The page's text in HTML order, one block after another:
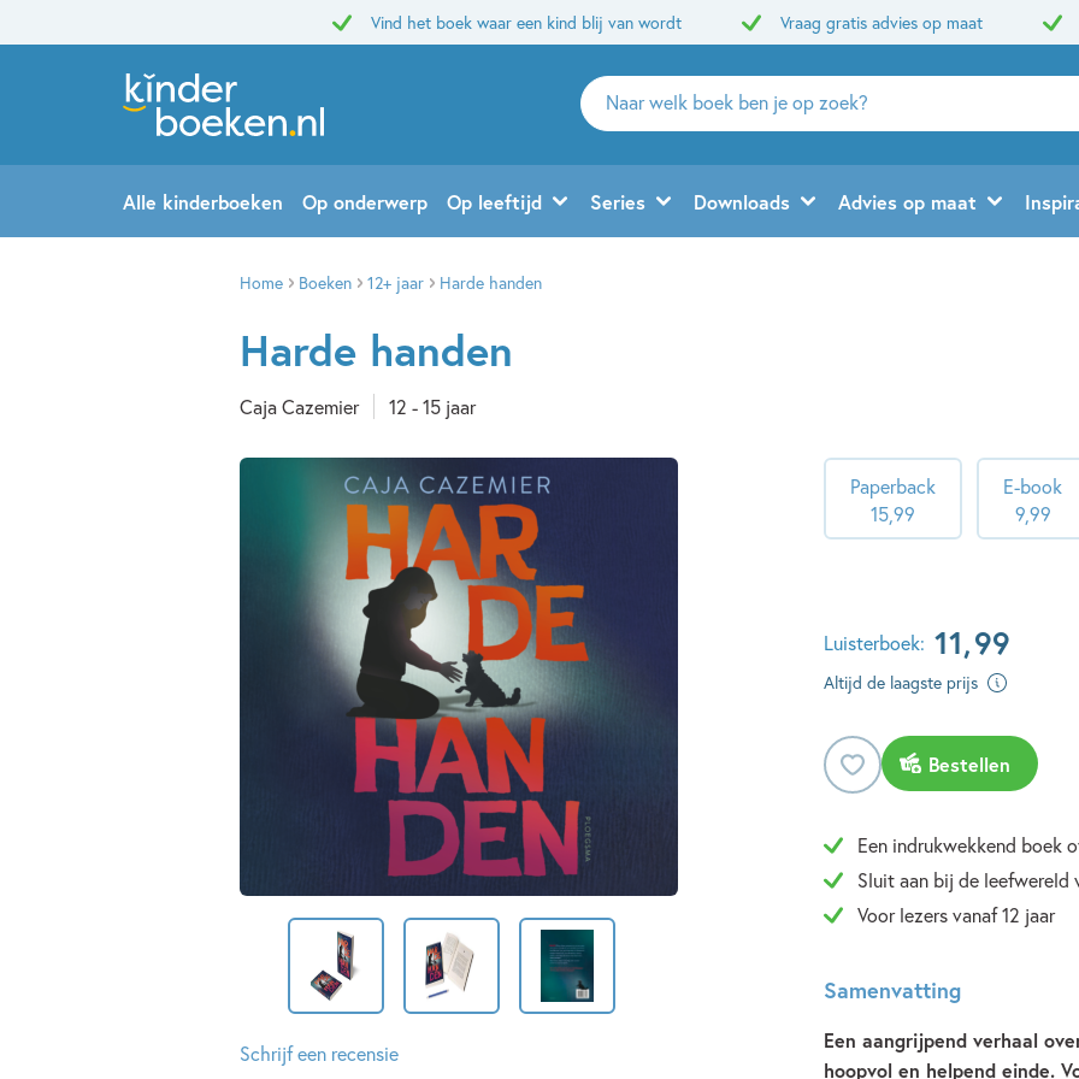
Vind het boek waar een kind blij van wordt Vraag gratis advies op maat
Zoeken
naar
en
uitgevers
Alle kinderboeken Op onderwerp Op leeftijd Series Downloads Advies op maat
Home Boeken 12+ jaar Harde handen
Harde handen
Caja Cazemier 12 - 15 jaar
Schrijf een recensie
Paperback
1599
E-book
9,99
Luisterboek: 11,99
Altijd de laagste prijs
Bestellen
Een indrukwekkend boek
Sluit aan bij de leefwereld
Voor lezers vanaf 12 jaar
Samenvatting
Een aangrijpend verhaal
hoopvol en helpend einde.